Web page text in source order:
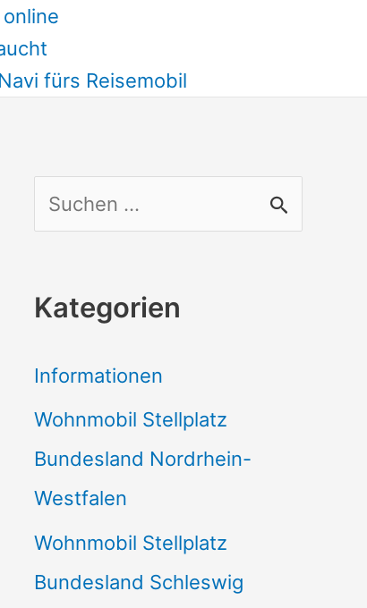
fürs Reisemobil
u
h
n
a
c
h
:
Kategorien
Informationen
Wohnmobil Stellplatz
Bundesland Nordrhein-
Westfalen
Wohnmobil Stellplatz
Bundesland Schleswig